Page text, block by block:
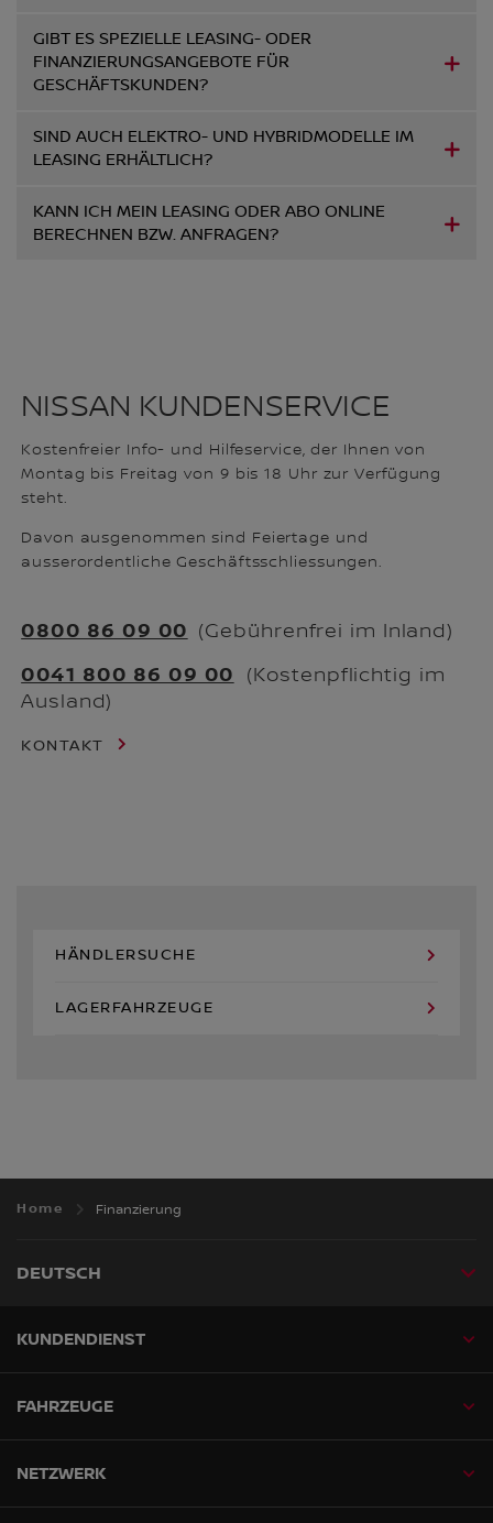
GIBT ES SPEZIELLE LEASING- ODER
FINANZIERUNGSANGEBOTE FÜR
GESCHÄFTSKUNDEN?
SIND AUCH ELEKTRO- UND HYBRIDMODELLE IM
LEASING ERHÄLTLICH?
KANN ICH MEIN LEASING ODER ABO ONLINE
BERECHNEN BZW. ANFRAGEN?
NISSAN KUNDENSERVICE
Kostenfreier Info- und Hilfeservice, der Ihnen von
Montag bis Freitag von 9 bis 18 Uhr zur Verfügung
steht.
Davon ausgenommen sind Feiertage und
ausserordentliche Geschäftsschliessungen.
0800 86 09 00 (Gebührenfrei im Inland)
0041 800 86 09 00 (Kostenpflichtig im
Ausland)
KONTAKT
HÄNDLERSUCHE
LAGERFAHRZEUGE
Home Finanzierung
DEUTSCH
KUNDENDIENST
FAHRZEUGE
NETZWERK